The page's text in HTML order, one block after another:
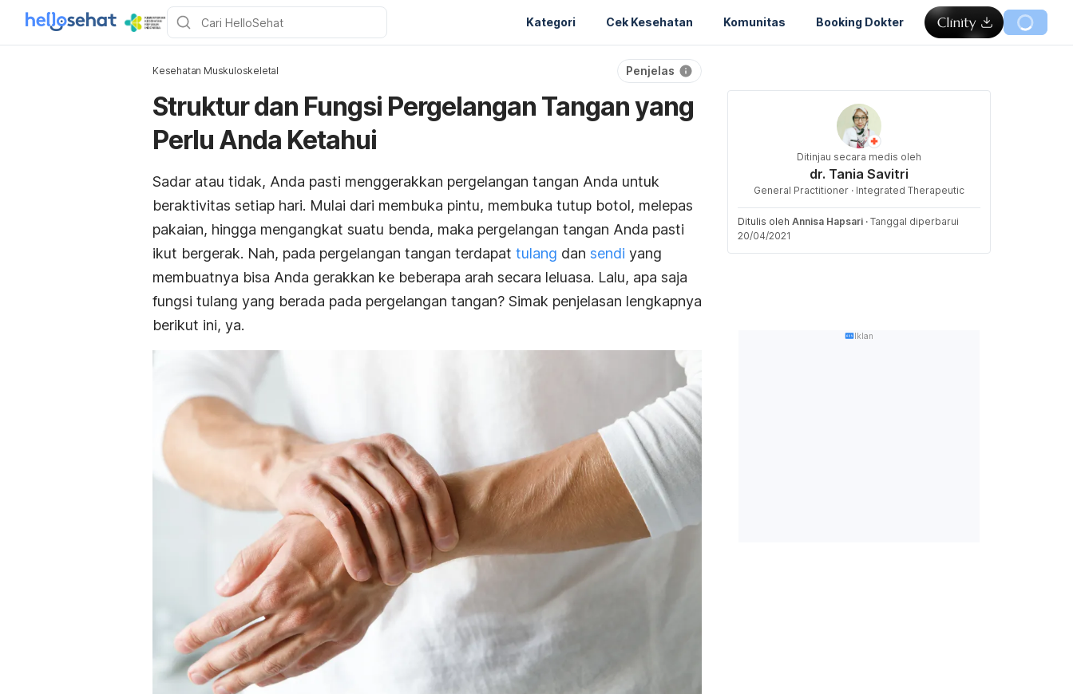
Kategori Cek Kesehatan Komunitas Booking Dokter
Kesehatan Muskuloskeletal Penjelas
Struktur dan Fungsi Pergelangan Tangan yang
Perlu Anda Ketahui
Sadar atau tidak, Anda pasti menggerakkan pergelangan tangan Anda untuk
beraktivitas setiap hari. Mulai dari membuka pintu, membuka tutup botol, melepas
pakaian, hingga mengangkat suatu benda, maka pergelangan tangan Anda pasti
ikut bergerak. Nah, pada pergelangan tangan terdapat tulang dan sendi yang
membuatnya bisa Anda gerakkan ke beberapa arah secara leluasa. Lalu, apa saja
fungsi tulang yang berada pada pergelangan tangan? Simak penjelasan lengkapnya
berikut ini, ya.
Ditinjau secara medis oleh
dr. Tania Savitri
General Practitioner · Integrated Therapeutic
Ditulis oleh Annisa Hapsari · Tanggal diperbarui
20/04/2021
Iklan